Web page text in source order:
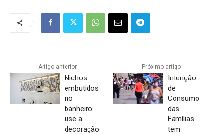
Artigo anterior
Nichos
embutidos
no
banheiro:
use a
decoração
Próximo artigo
Intenção
de
Consumo
das
Famílias
tem